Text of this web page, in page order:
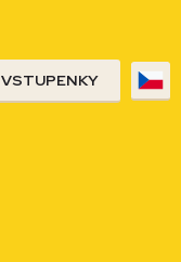
VSTUPENKY